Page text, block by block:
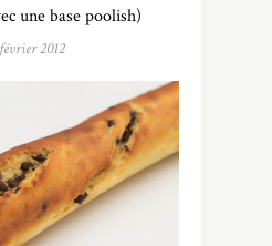
une base poolish)
2012